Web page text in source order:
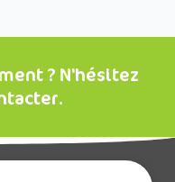
? N'hésitez